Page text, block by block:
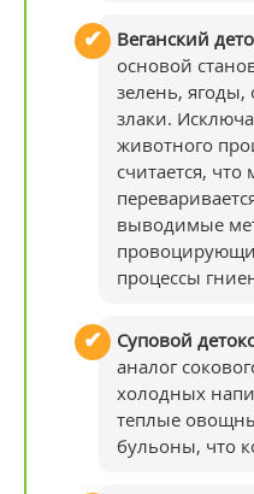
Веганский
основой
зелень,
злаки.
животного
считается, что
выводимые
процессы
Суповой
аналог
холодных
теплые
бульоны, что